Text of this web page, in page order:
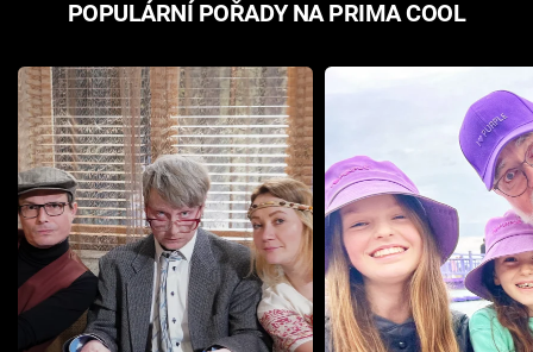
POPULÁRNÍ POŘADY NA PRIMA COOL